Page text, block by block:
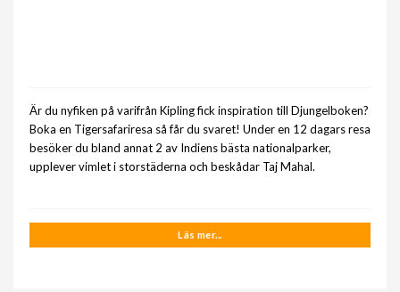
Är du nyfiken på varifrån Kipling fick inspiration till Djungelboken?
Boka en Tigersafariresa så får du svaret! Under en 12 dagars resa
besöker du bland annat 2 av Indiens bästa nationalparker,
upplever vimlet i storstäderna och beskådar Taj Mahal.
Läs mer...